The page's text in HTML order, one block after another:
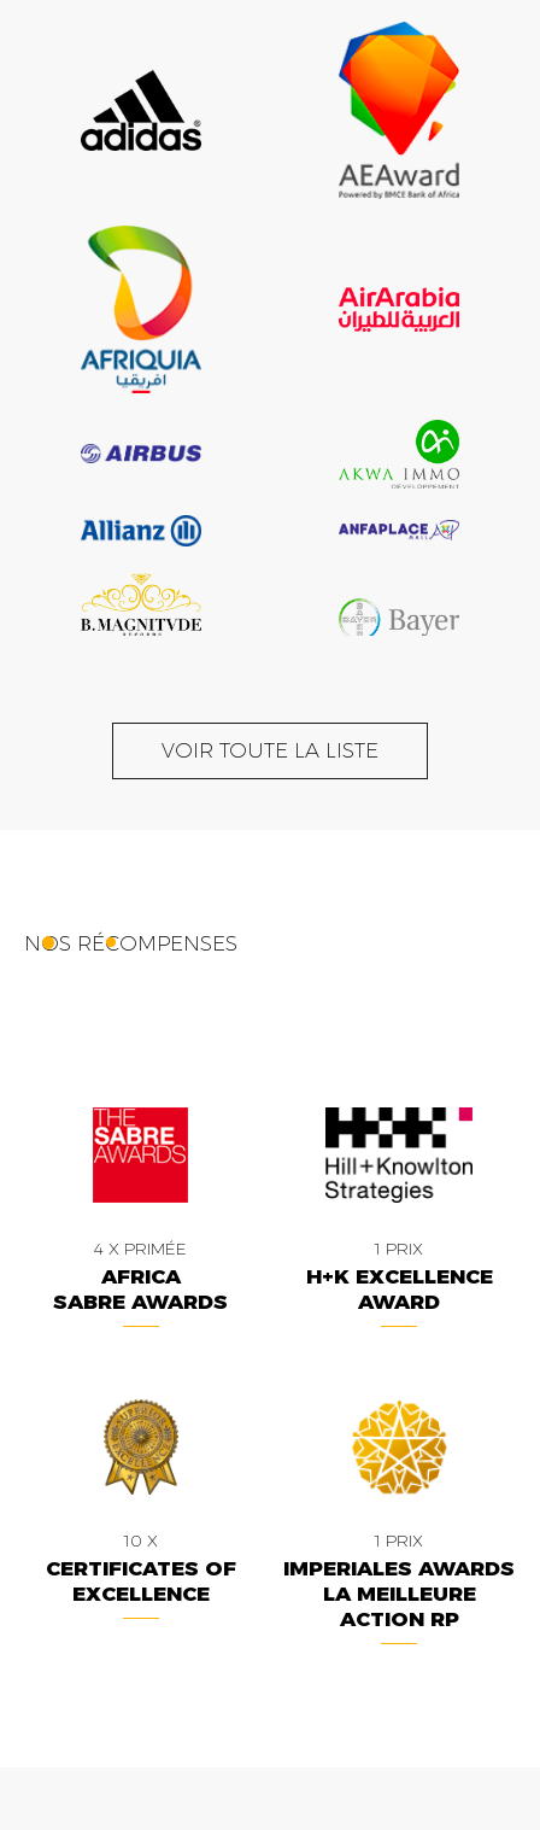
VOIR TOUTE LA LISTE
NOS RÉCOMPENSES
4 X PRIMÉE
AFRICA
SABRE AWARDS
1 PRIX
H+K EXCELLENCE
AWARD
10 X
CERTIFICATES OF
EXCELLENCE
1 PRIX
IMPERIALES AWARDS
LA MEILLEURE
ACTION RP